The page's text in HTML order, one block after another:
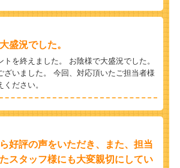
盛況でした。
を終えました。 お陰様で大盛況でした。
ざいました。 今回、対応頂いたご担当者様
ださい。
好評の声をいただき、また、担当
スタッフ様にも大変親切にしてい